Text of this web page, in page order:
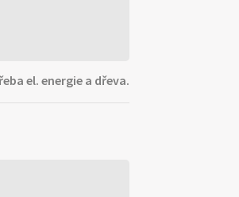
el. energie a dřeva.